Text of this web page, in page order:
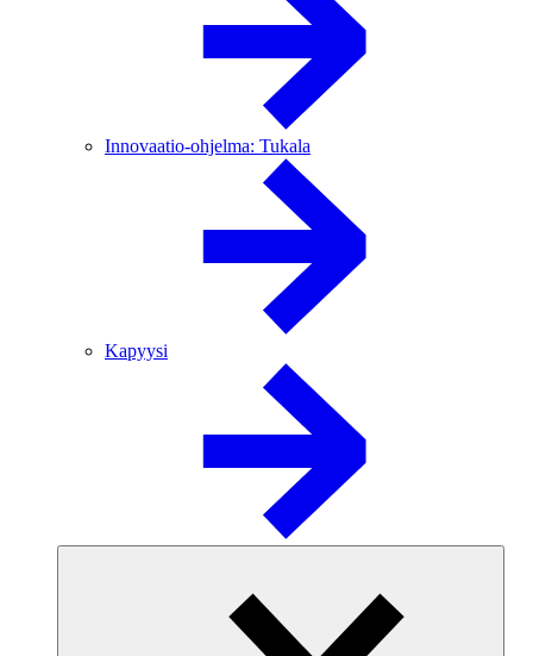
Innovaatio-ohjelma: Tukala
Kapyysi